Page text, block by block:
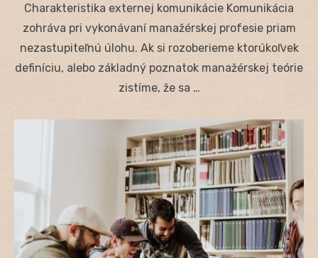
Charakteristika externej komunikácie Komunikácia
zohráva pri vykonávaní manažérskej profesie priam
nezastupiteľnú úlohu. Ak si rozoberieme ktorúkoľvek
definíciu, alebo základný poznatok manažérskej teórie
zistíme, že sa …